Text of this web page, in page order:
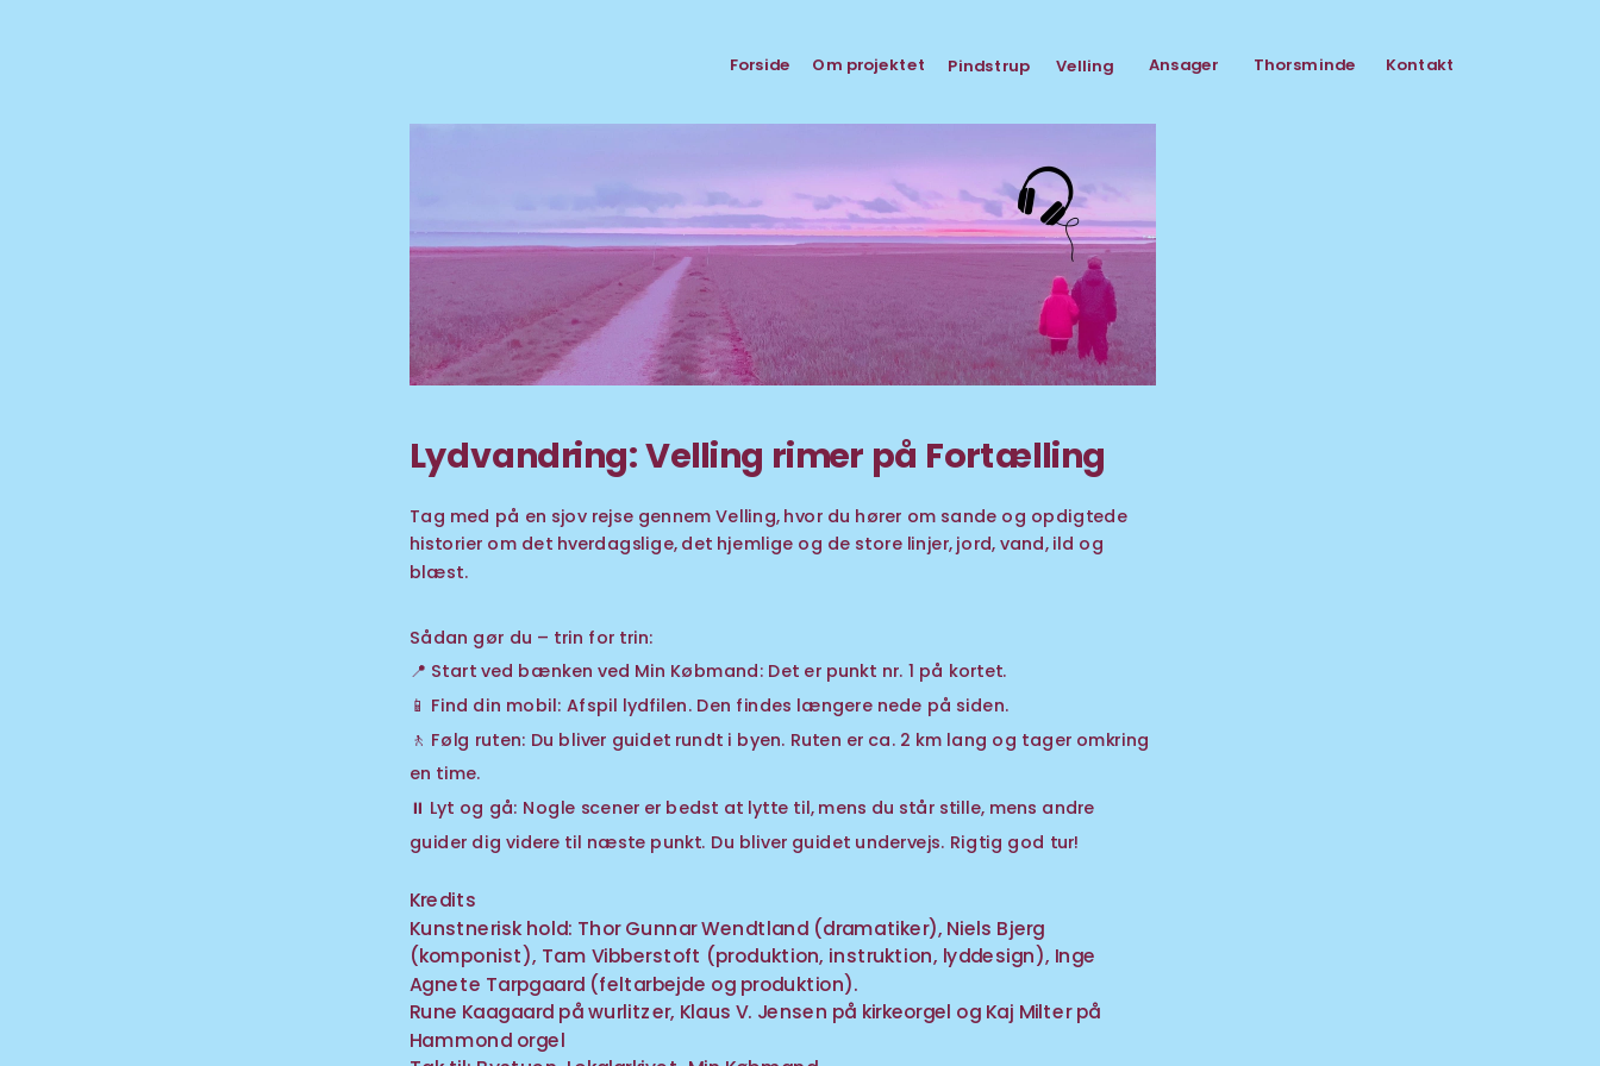
Forside Kontakt
Ansager
Pindstrup Velling Thorsminde
Lydvandring: Velling rimer på Fortælling
Tag med på en sjov rejse gennem Velling, hvor du hører om sande og opdigtede
historier om det hverdagslige, det hjemlige og de store linjer, jord, vand, ild og
blæst.
Sådan gør du – trin for trin:
📍 Start ved bænken ved Min Købmand: Det er punkt nr. 1 på kortet.
📱 Find din mobil: Afspil lydfilen. Den findes længere nede på siden.
🚶 Følg ruten: Du bliver guidet rundt i byen. Ruten er ca. 2 km lang og tager omkring
en time.
⏸️ Lyt og gå: Nogle scener er bedst at lytte til, mens du står stille, mens andre
guider dig videre til næste punkt. Du bliver guidet undervejs. Rigtig god tur!
Kredits
Kunstnerisk hold: Thor Gunnar Wendtland (dramatiker), Niels Bjerg
(komponist), Tam Vibberstoft (produktion, instruktion, lyddesign), Inge
Agnete Tarpgaard (feltarbejde og produktion).
Rune Kaagaard på wurlitzer, Klaus V. Jensen på kirkeorgel og Kaj Milter på
Hammond orgel